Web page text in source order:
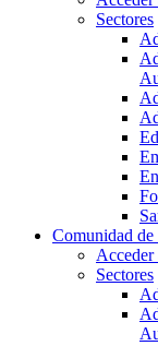
Sectores
Comunidad
Sectores